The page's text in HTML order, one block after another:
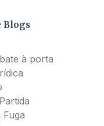
Blogs
à porta
Fuga